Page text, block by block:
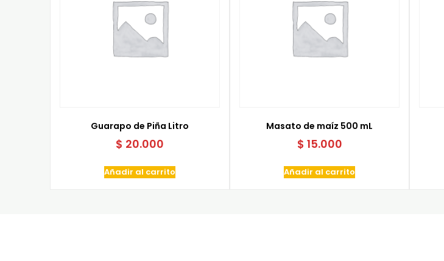
Guarapo de Piña Litro
$ 20.000
Añadir al carrito
Masato de maíz 500 mL
$ 15.000
Añadir al carrito